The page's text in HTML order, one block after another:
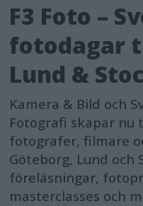
F3 Foto –
fotodagar
Lund &
Kamera & Bild och
Fotografi skapar
fotografer, filmare
Göteborg, Lund och
föreläsningar,
masterclasses och